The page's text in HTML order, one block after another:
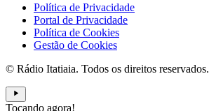
Política de Privacidade
Portal de Privacidade
Política de Cookies
Gestão de Cookies
© Rádio Itatiaia. Todos os direitos reservados.
Tocando agora!